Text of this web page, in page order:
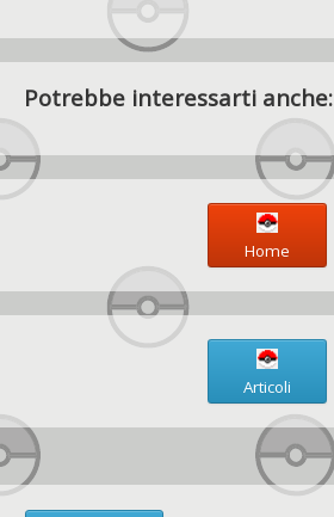
Potrebbe interessarti anche:
Home
Articoli